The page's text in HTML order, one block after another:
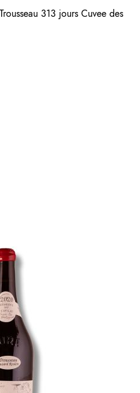
313 jours Cuvee des